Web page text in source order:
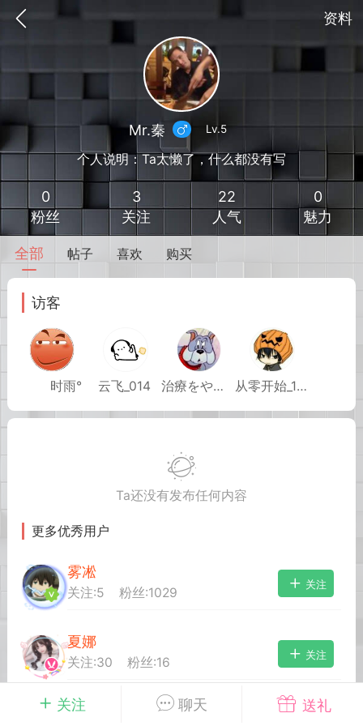
资料
我的钱包 道具 排行榜
MOD下载 攻略教程 联机招募
大人
17:51
杀 模组安装/管理工具v1.1.0 测试版发
文网 · 本地模组管理工具把压缩包拖进
的交给管理器七日杀MOD管理器是一款
包分析，到安装、启停、...
关注 聊天 送礼
Mr.秦 Lv.5
个人说明：Ta太懒了，什么都没有写
0
粉丝
3
关注
22
人气
0
魅力
全部 帖子 喜欢 购买
访客
⠀⠀⠀时雨° 云飞_014 治療をやめる 从零开始_199
Ta还没有发布任何内容
更多优秀用户
雾凇
关注:5 粉丝:1029
关注
夏娜
关注:30 粉丝:16
关注
友達